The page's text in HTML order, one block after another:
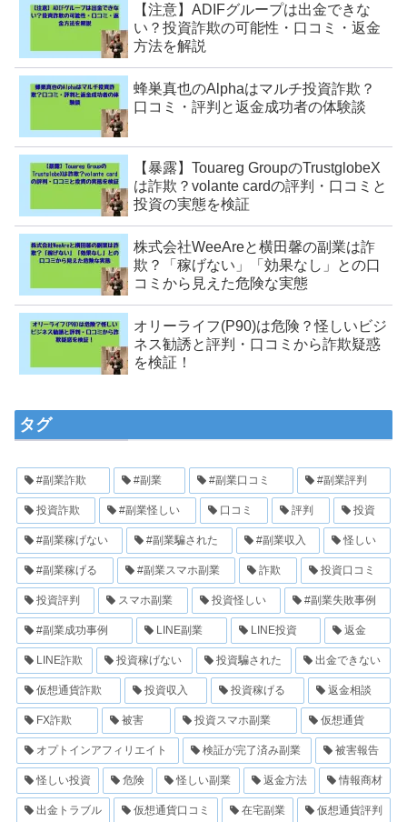
【注意】ADIFグループは出金できな
い？投資詐欺の可能性・口コミ・返金
方法を解説
蜂巣真也のAlphaはマルチ投資詐欺？
口コミ・評判と返金成功者の体験談
【暴露】Touareg GroupのTrustglobeX
は詐欺？volante cardの評判・口コミと
投資の実態を検証
株式会社WeeAreと横田馨の副業は詐
欺？「稼げない」「効果なし」との口
コミから見えた危険な実態
オリーライフ(P90)は危険？怪しいビジ
ネス勧誘と評判・口コミから詐欺疑惑
を検証！
タグ
#副業詐欺 #副業 #副業口コミ #副業評判
投資詐欺 #副業怪しい 口コミ 評判 投資
#副業稼げない #副業騙された #副業収入 怪しい
#副業稼げる #副業スマホ副業 詐欺 投資口コミ
投資評判 スマホ副業 投資怪しい #副業失敗事例
#副業成功事例 LINE副業 LINE投資 返金
LINE詐欺 投資稼げない 投資騙された 出金できない
仮想通貨詐欺 投資収入 投資稼げる 返金相談
FX詐欺 被害 投資スマホ副業 仮想通貨
オプトインアフィリエイト 検証が完了済み副業 被害報告
怪しい投資 危険 怪しい副業 返金方法 情報商材
出金トラブル 仮想通貨口コミ 在宅副業 仮想通貨評判